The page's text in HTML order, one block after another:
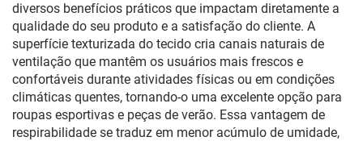
diversos benefícios práticos que impactam diretamente a
qualidade do seu produto e a satisfação do cliente. A
superfície texturizada do tecido cria canais naturais de
ventilação que mantêm os usuários mais frescos e
confortáveis durante atividades físicas ou em condições
climáticas quentes, tornando-o uma excelente opção para
roupas esportivas e peças de verão. Essa vantagem de
respirabilidade se traduz em menor acúmulo de umidade,